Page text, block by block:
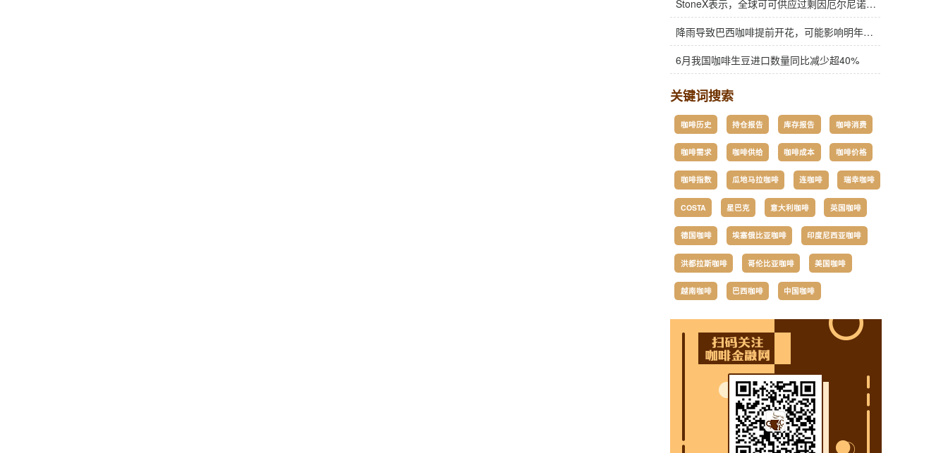
StoneX表示，全球可可供应过剩因厄尔尼诺而萎缩
降雨导致巴西咖啡提前开花，可能影响明年产量，造成近期价格波动极不稳定
6月我国咖啡生豆进口数量同比减少超40%
关键词搜索
咖啡历史 持仓报告 库存报告 咖啡消费
咖啡需求 咖啡供给 咖啡成本 咖啡价格
咖啡指数 瓜地马拉咖啡 连咖啡 瑞幸咖啡
COSTA 星巴克 意大利咖啡 英国咖啡
德国咖啡 埃塞俄比亚咖啡 印度尼西亚咖啡
洪都拉斯咖啡 哥伦比亚咖啡 美国咖啡
越南咖啡 巴西咖啡 中国咖啡